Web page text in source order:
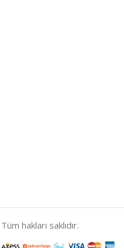
hakları saklıdır.